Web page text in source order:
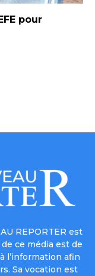
pour
REPORTER est
ce média est de
l’information afin
Sa vocation est